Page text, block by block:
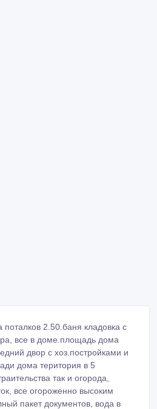
2.50.баня кладовка с
все в доме.площадь дома
двор с хоз.постройками и
дома територия в 5
так и огорода,
все огороженно высоким
пакет документов, вода в